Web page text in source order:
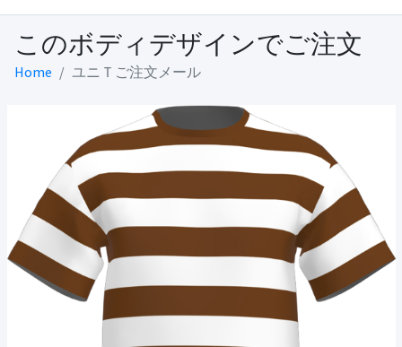
このボディデザインでご注文
Home ユニＴご注文メール